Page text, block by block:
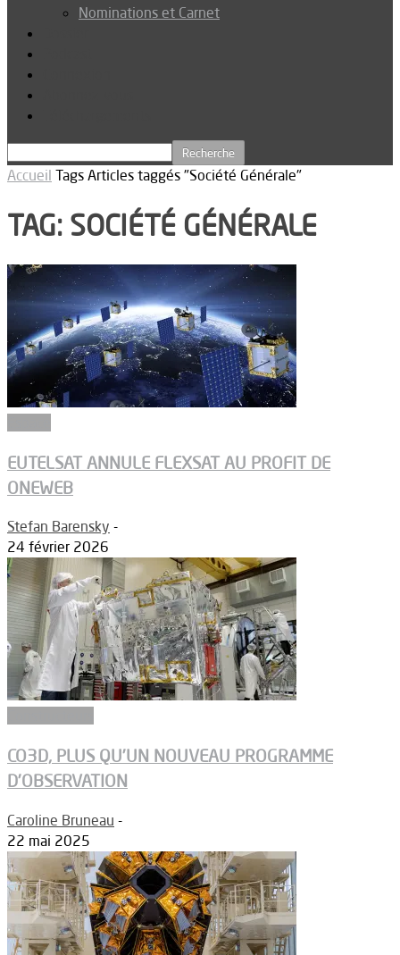
Nominations et Carnet
Accueil Tags Articles taggés "Société Générale"
TAG: SOCIÉTÉ GÉNÉRALE
EUTELSAT ANNULE FLEXSAT AU PROFIT DE
ONEWEB
Stefan Barensky -
24 février 2026
CO3D, PLUS QU’UN NOUVEAU PROGRAMME
D’OBSERVATION
Caroline Bruneau -
22 mai 2025